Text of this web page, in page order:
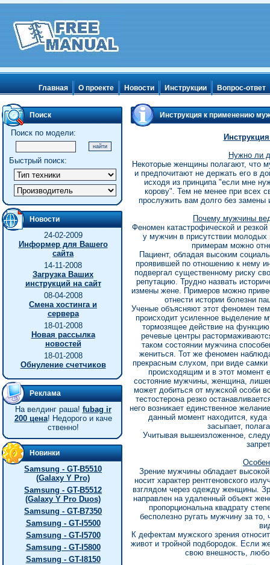
Главная О проекте Новости Инструкции Вопрос-ответ
Поиск
Поиск по модели:
Быстрый поиск:
Новости
24-02-2009
Информер для Вашего
сайта
14-11-2008
Загрузка Ваших
инструкций на сайт
08-04-2008
Смена хостинга и
сервера
18-01-2008
Новая рассылка
новостей
18-01-2008
Обнуление счетчиков
Реклама
На велдинг раша! fubag ir
200 цена! Недорого и каче
ственно!
Новинки
Samsung - GT-B5510
(Galaxy Y Pro)
Samsung - GT-B5512
(Galaxy Y Pro Duos)
Samsung - GT-B7350
Samsung - GT-I5500
Samsung - GT-I5700
Samsung - GT-I5800
Samsung - GT-I8150
Инструкция к применению
Нужно ли
Некоторые женщины полагают, что
и предпочитают не держать его в
исходя из принципа "если мне
корову". Тем не менее при всех
прослужить вам долго без замены
Почему мужчины
Феномен катастрофической и
у мужчин в присутствии
примерам можно
Пациент, обладая высоким
проявившей по отношению к нему
подвергал существенному риску
репутацию. Трудно назвать
измены жене. Примеров можно
отнести истории болезни
Ученые объясняют этот феномен
происходит усиленное выделение
тормозящее действие на
речевые центры
таком состоянии мужчина
жениться. Тот же феномен
прекрасным слухом, при виде самки
происходящим и в этот момент
состояние мужчины, женщина,
может добиться от мужской особи
тестостерона резко
него возникает единственное
данный момент находится, куда
засыпает,
Учитывая вышеизложенное,
Зрение мужчины обладает
носит характер рентгеновского
взглядом через одежду женщины.
направлен на удаленный объект
пропорциональна квадрату
бесполезно ругать мужчину за
К дефектам мужского зрения
живот и тройной подбородок. Если
свою внешность,